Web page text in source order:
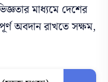
মাধ্যমে দেশের
অবদান রাখতে সক্ষম,